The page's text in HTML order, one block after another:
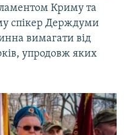
Криму та
спікер Держдуми
вимагати від
упродовж яких